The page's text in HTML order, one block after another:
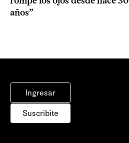
años”
Ingresar
Suscribite